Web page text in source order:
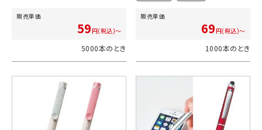
販売単価
59円(税込)～
5000本のとき
販売単価
69円(税込)～
1000本のとき